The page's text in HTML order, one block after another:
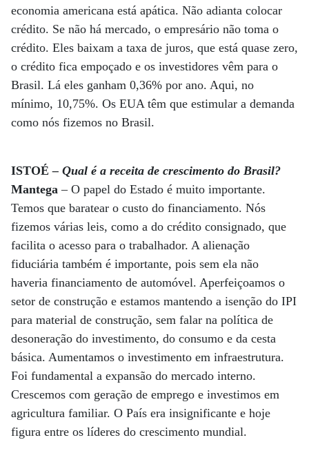
economia americana está apática. Não adianta colocar
crédito. Se não há mercado, o empresário não toma o
crédito. Eles baixam a taxa de juros, que está quase zero,
o crédito fica empoçado e os investidores vêm para o
Brasil. Lá eles ganham 0,36% por ano. Aqui, no
mínimo, 10,75%. Os EUA têm que estimular a demanda
como nós fizemos no Brasil.
ISTOÉ– Qual é a receita de crescimento do Brasil?
Mantega – O papel do Estado é muito importante.
Temos que baratear o custo do financiamento. Nós
fizemos várias leis, como a do crédito consignado, que
facilita o acesso para o trabalhador. A alienação
fiduciária também é importante, pois sem ela não
haveria financiamento de automóvel. Aperfeiçoamos o
setor de construção e estamos mantendo a isenção do IPI
para material de construção, sem falar na política de
desoneração do investimento, do consumo e da cesta
básica. Aumentamos o investimento em infraestrutura.
Foi fundamental a expansão do mercado interno.
Crescemos com geração de emprego e investimos em
agricultura familiar. O País era insignificante e hoje
figura entre os líderes do crescimento mundial.